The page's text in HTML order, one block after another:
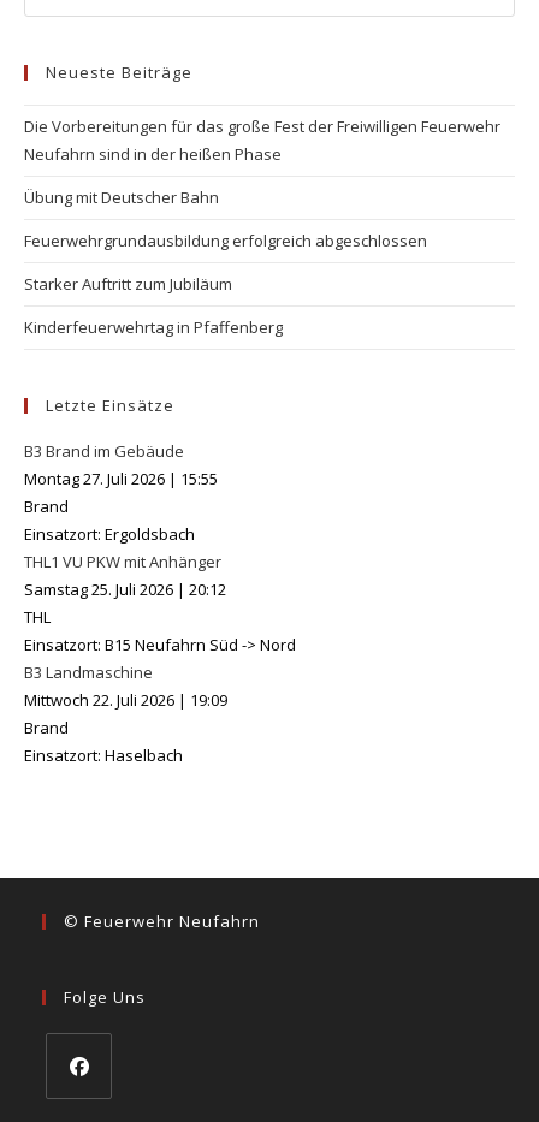
Neueste Beiträge
Die Vorbereitungen für das große Fest der Freiwilligen Feuerwehr
Neufahrn sind in der heißen Phase
Übung mit Deutscher Bahn
Feuerwehrgrundausbildung erfolgreich abgeschlossen
Starker Auftritt zum Jubiläum
Kinderfeuerwehrtag in Pfaffenberg
Letzte Einsätze
B3 Brand im Gebäude
Montag 27. Juli 2026 | 15:55
Brand
Einsatzort: Ergoldsbach
THL1 VU PKW mit Anhänger
Samstag 25. Juli 2026 | 20:12
THL
Einsatzort: B15 Neufahrn Süd -> Nord
B3 Landmaschine
Mittwoch 22. Juli 2026 | 19:09
Brand
Einsatzort: Haselbach
© Feuerwehr Neufahrn
Folge Uns